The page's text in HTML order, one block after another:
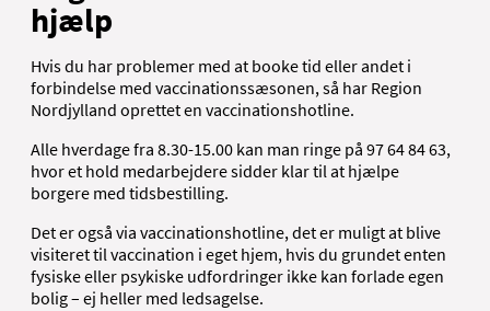
hjælp
Hvis du har problemer med at booke tid eller andet i
forbindelse med vaccinationssæsonen, så har Region
Nordjylland oprettet en vaccinationshotline.
Alle hverdage fra 8.30-15.00 kan man ringe på 97 64 84 63,
hvor et hold medarbejdere sidder klar til at hjælpe
borgere med tidsbestilling.
Det er også via vaccinationshotline, det er muligt at blive
visiteret til vaccination i eget hjem, hvis du grundet enten
fysiske eller psykiske udfordringer ikke kan forlade egen
bolig – ej heller med ledsagelse.